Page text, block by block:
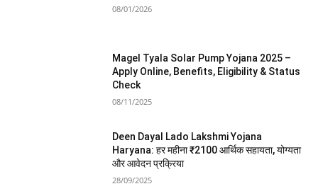
08/01/2026
Magel Tyala Solar Pump Yojana 2025 –
Apply Online, Benefits, Eligibility & Status
Check
08/11/2025
Deen Dayal Lado Lakshmi Yojana
Haryana: हर महीना ₹2100 आर्थिक सहायता, योग्यता
और आवेदन प्रक्रिया
28/09/2025